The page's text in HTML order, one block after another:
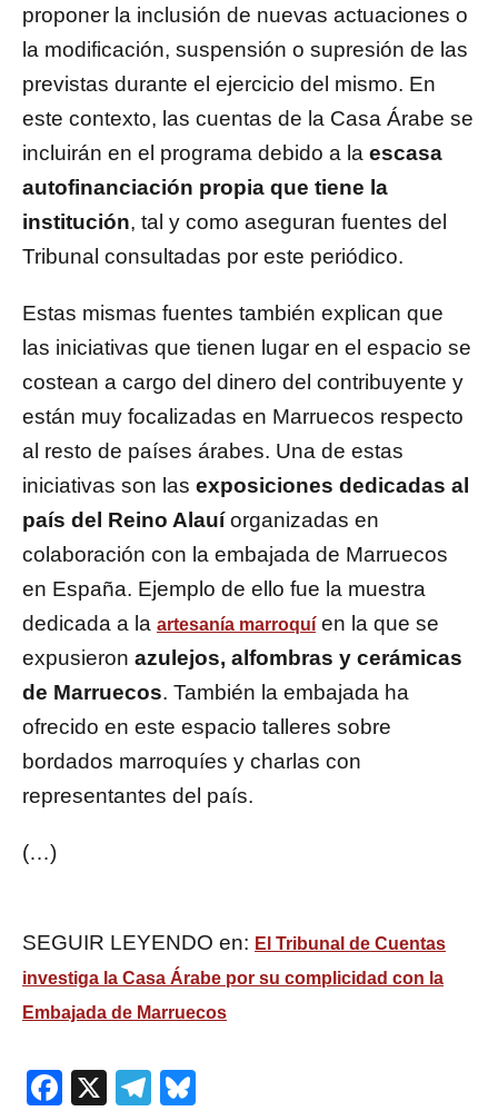
proponer la inclusión de nuevas actuaciones o
la modificación, suspensión o supresión de las
previstas durante el ejercicio del mismo. En
este contexto, las cuentas de la Casa Árabe se
incluirán en el programa debido a la escasa
autofinanciación propia que tiene la
institución, tal y como aseguran fuentes del
Tribunal consultadas por este periódico.
Estas mismas fuentes también explican que
las iniciativas que tienen lugar en el espacio se
costean a cargo del dinero del contribuyente y
están muy focalizadas en Marruecos respecto
al resto de países árabes. Una de estas
iniciativas son las exposiciones dedicadas al
país del Reino Alauíorganizadas en
colaboración con la embajada de Marruecos
en España. Ejemplo de ello fue la muestra
dedicada a la artesanía marroquíen la que se
expusieron azulejos, alfombras y cerámicas
de Marruecos. También la embajada ha
ofrecido en este espacio talleres sobre
bordados marroquíes y charlas con
representantes del país.
(…)
SEGUIR LEYENDO en: El Tribunal de Cuentas
investiga la Casa Árabe por su complicidad con la
Embajada de Marruecos
Facebook
X Telegram